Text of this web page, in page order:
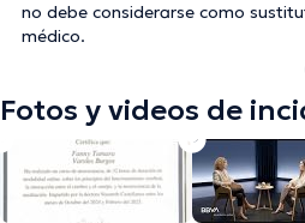
no debe considerarse como
médico.
Fotos y videos de